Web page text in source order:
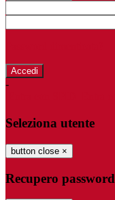
-
Seleziona utente
button close ×
Recupero password